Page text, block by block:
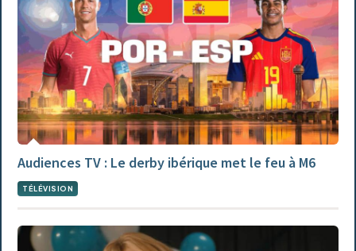
Audiences TV : Le derby ibérique met le feu à M6
TÉLÉVISION